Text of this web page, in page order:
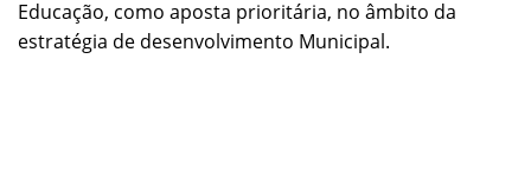
Educação, como aposta prioritária, no âmbito da
estratégia de desenvolvimento Municipal.